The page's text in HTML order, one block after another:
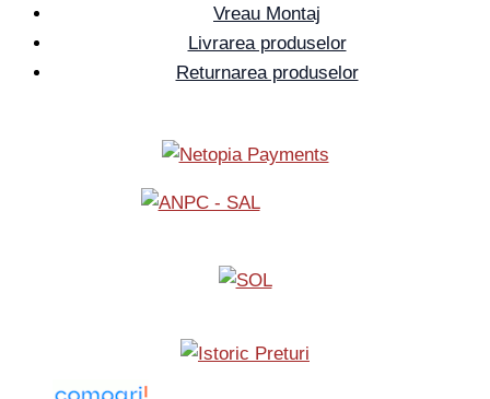
Vreau Montaj
Livrarea produselor
Returnarea produselor